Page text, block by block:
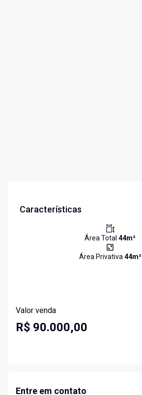
Características
Área Total 44m²
Área Privativa44m²
Valor venda
R$ 90.000,00
Entre em contato